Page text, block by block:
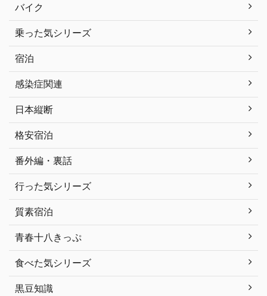
バイク
乗った気シリーズ
宿泊
感染症関連
日本縦断
格安宿泊
番外編・裏話
行った気シリーズ
質素宿泊
青春十八きっぷ
食べた気シリーズ
黒豆知識